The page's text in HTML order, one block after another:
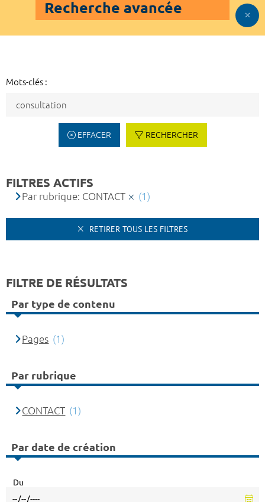
Recherche avancée
Mots-clés :
EFFACER RECHERCHER
FILTRES ACTIFS
Par rubrique: CONTACT (1)
RETIRER TOUS LES FILTRES
FILTRE DE RÉSULTATS
Par type de contenu
Pages (1)
Par rubrique
CONTACT (1)
Par date de création
Du